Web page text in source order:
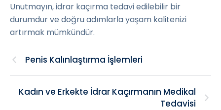
Unutmayın, idrar kaçırma tedavi edilebilir bir
durumdur ve doğru adımlarla yaşam kalitenizi
artırmak mümkündür.
Penis Kalınlaştırma İşlemleri
Kadın ve Erkekte İdrar Kaçırmanın Medikal
Tedavisi